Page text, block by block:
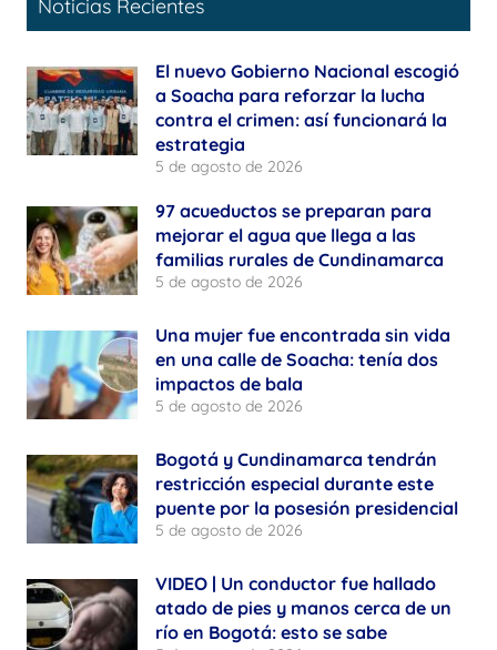
Noticias Recientes
El nuevo Gobierno Nacional escogió
a Soacha para reforzar la lucha
contra el crimen: así funcionará la
estrategia
5 de agosto de 2026
97 acueductos se preparan para
mejorar el agua que llega a las
familias rurales de Cundinamarca
5 de agosto de 2026
Una mujer fue encontrada sin vida
en una calle de Soacha: tenía dos
impactos de bala
5 de agosto de 2026
Bogotá y Cundinamarca tendrán
restricción especial durante este
puente por la posesión presidencial
5 de agosto de 2026
VIDEO | Un conductor fue hallado
atado de pies y manos cerca de un
río en Bogotá: esto se sabe